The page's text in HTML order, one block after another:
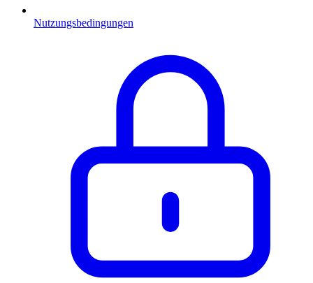
Nutzungsbedingungen